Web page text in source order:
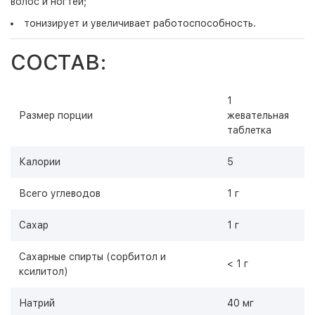
тонизирует и увеличивает работоспособность.
СОСТАВ:
Размер порции
1
жевательная
таблетка
Калории 5
Всего углеводов 1 г
Сахар 1 г
Сахарные спирты (сорбитол и
ксилитол)
< 1 г
Натрий 40 мг